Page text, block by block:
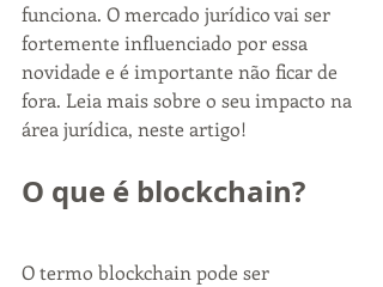
funciona. O mercado jurídico vai ser
fortemente influenciado por essa
novidade e é importante não ficar de
fora. Leia mais sobre o seu impacto na
área jurídica, neste artigo!
O que é blockchain?
O termo blockchain pode ser